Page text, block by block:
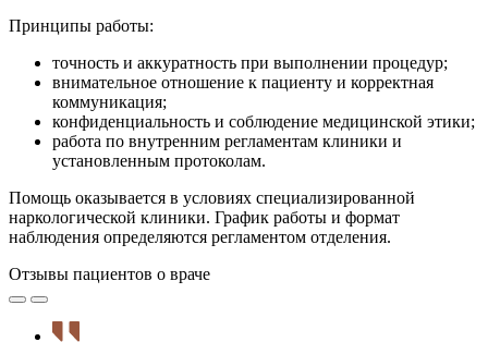
Принципы работы:
точность и аккуратность при выполнении процедур;
внимательное отношение к пациенту и корректная
коммуникация;
конфиденциальность и соблюдение медицинской этики;
работа по внутренним регламентам клиники и
установленным протоколам.
Помощь оказывается в условиях специализированной
наркологической клиники. График работы и формат
наблюдения определяются регламентом отделения.
Отзывы пациентов о враче